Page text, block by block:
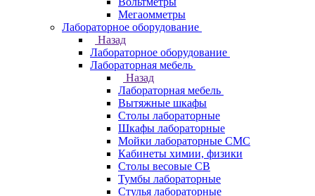
Мегаомметры
Лабораторное оборудование
Назад
Лабораторное оборудование
Лабораторная мебель
Назад
Лабораторная мебель
Вытяжные шкафы
Столы лабораторные
Шкафы лабораторные
Мойки лабораторные СМС
Кабинеты химии, физики
Столы весовые СВ
Тумбы лабораторные
Стулья лабораторные